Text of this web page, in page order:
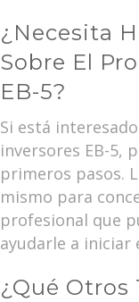
¿Necesita
Sobre El
EB-5?
Si está
inversores EB-5,
primeros pasos.
mismo para
profesional que
ayudarle a iniciar
¿Qué Otros